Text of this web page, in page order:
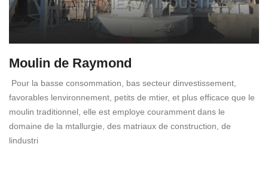
Moulin de Raymond
Pour la basse consommation, bas secteur dinvestissement,
favorables lenvironnement, petits de mtier, et plus efficace que le
moulin traditionnel, elle est employe couramment dans le
domaine de la mtallurgie, des matriaux de construction, de
lindustri